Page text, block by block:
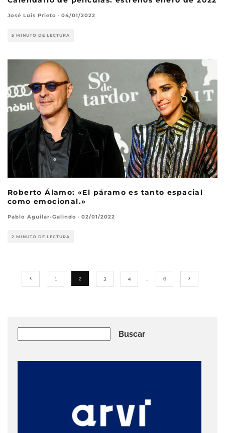
José Luis Prieto · 04/01/2022
5 MINUTO DE LECTURA
Roberto Álamo: «El páramo es tanto espacial
como emocional.»
Pablo Aguilar-Galindo · 02/01/2022
2 MINUTO DE LECTURA
1 2 3 4 6
Buscar